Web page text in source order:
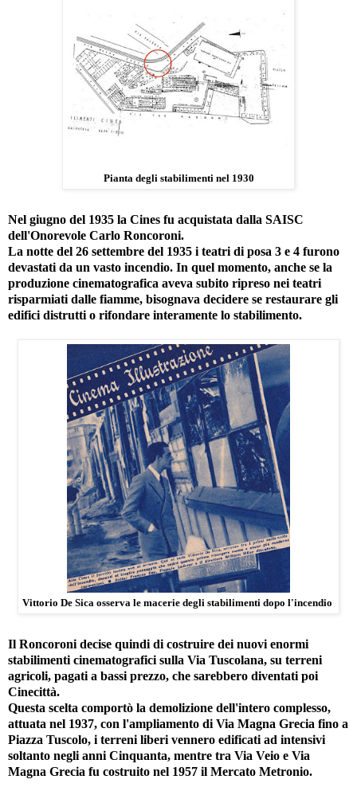
Pianta degli stabilimenti nel 1930
Nel giugno del 1935 la Cines fu acquistata dalla SAISC
dell'Onorevole Carlo Roncoroni.
La notte del 26 settembre del 1935 i teatri di posa 3 e 4 furono
devastati da un vasto incendio. In quel momento, anche se la
produzione cinematografica aveva subito ripreso nei teatri
risparmiati dalle fiamme, bisognava decidere se restaurare gli
edifici distrutti o rifondare interamente lo stabilimento.
Vittorio De Sica osserva le macerie degli stabilimenti dopo l'incendio
Il Roncoroni decise quindi di costruire dei nuovi enormi
stabilimenti cinematografici sulla Via Tuscolana, su terreni
agricoli, pagati a bassi prezzo, che sarebbero diventati poi
Cinecittà.
Questa scelta comportò la demolizione dell'intero complesso,
attuata nel 1937, con l'ampliamento di Via Magna Grecia fino a
Piazza Tuscolo, i terreni liberi vennero edificati ad intensivi
soltanto negli anni Cinquanta, mentre tra Via Veio e Via
Magna Grecia fu costruito nel 1957 il Mercato Metronio.